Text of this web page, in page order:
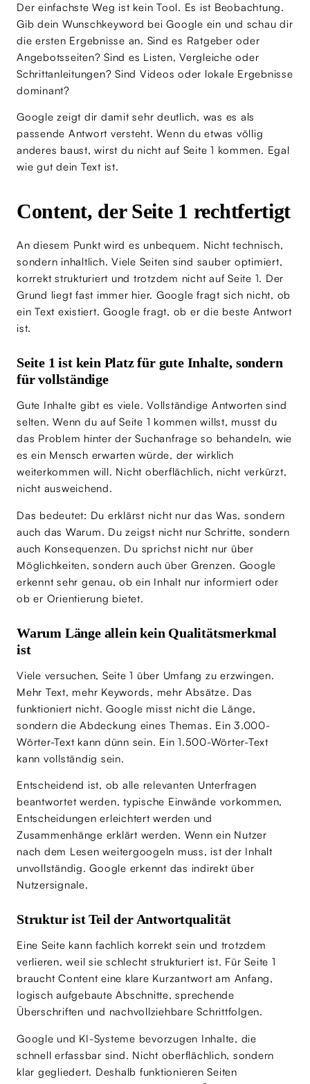
Der einfachste Weg ist kein Tool. Es ist Beobachtung.
Gib dein Wunschkeyword bei Google ein und schau dir
die ersten Ergebnisse an. Sind es Ratgeber oder
Angebotsseiten? Sind es Listen, Vergleiche oder
Schrittanleitungen? Sind Videos oder lokale Ergebnisse
dominant?
Google zeigt dir damit sehr deutlich, was es als
passende Antwort versteht. Wenn du etwas völlig
anderes baust, wirst du nicht auf Seite 1 kommen. Egal
wie gut dein Text ist.
Content, der Seite 1 rechtfertigt
An diesem Punkt wird es unbequem. Nicht technisch,
sondern inhaltlich. Viele Seiten sind sauber optimiert,
korrekt strukturiert und trotzdem nicht auf Seite 1. Der
Grund liegt fast immer hier. Google fragt sich nicht, ob
ein Text existiert. Google fragt, ob er die beste Antwort
ist.
Seite 1 ist kein Platz für gute Inhalte, sondern
für vollständige
Gute Inhalte gibt es viele. Vollständige Antworten sind
selten. Wenn du auf Seite 1 kommen willst, musst du
das Problem hinter der Suchanfrage so behandeln, wie
es ein Mensch erwarten würde, der wirklich
weiterkommen will. Nicht oberflächlich, nicht verkürzt,
nicht ausweichend.
Das bedeutet: Du erklärst nicht nur das Was, sondern
auch das Warum. Du zeigst nicht nur Schritte, sondern
auch Konsequenzen. Du sprichst nicht nur über
Möglichkeiten, sondern auch über Grenzen. Google
erkennt sehr genau, ob ein Inhalt nur informiert oder
ob er Orientierung bietet.
Warum Länge allein kein Qualitätsmerkmal
ist
Viele versuchen, Seite 1 über Umfang zu erzwingen.
Mehr Text, mehr Keywords, mehr Absätze. Das
funktioniert nicht. Google misst nicht die Länge,
sondern die Abdeckung eines Themas. Ein 3.000-
Wörter-Text kann dünn sein. Ein 1.500-Wörter-Text
kann vollständig sein.
Entscheidend ist, ob alle relevanten Unterfragen
beantwortet werden, typische Einwände vorkommen,
Entscheidungen erleichtert werden und
Zusammenhänge erklärt werden. Wenn ein Nutzer
nach dem Lesen weitergoogeln muss, ist der Inhalt
unvollständig. Google erkennt das indirekt über
Nutzersignale.
Struktur ist Teil der Antwortqualität
Eine Seite kann fachlich korrekt sein und trotzdem
verlieren, weil sie schlecht strukturiert ist. Für Seite 1
braucht Content eine klare Kurzantwort am Anfang,
logisch aufgebaute Abschnitte, sprechende
Überschriften und nachvollziehbare Schrittfolgen.
Google und KI-Systeme bevorzugen Inhalte, die
schnell erfassbar sind. Nicht oberflächlich, sondern
klar gegliedert. Deshalb funktionieren Seiten